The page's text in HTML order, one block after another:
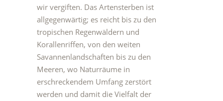
wir vergiften. Das Artensterben ist
allgegenwärtig; es reicht bis zu den
tropischen Regenwäldern und
Korallenriffen, von den weiten
Savannenlandschaften bis zu den
Meeren, wo Naturräume in
erschreckendem Umfang zerstört
werden und damit die Vielfalt der